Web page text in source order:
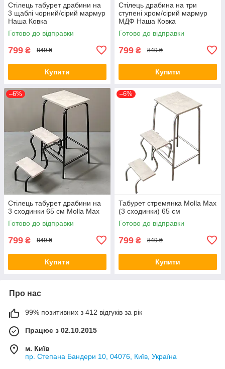
Стілець табурет драбини на
3 щаблі чорний/сірий мармур
Наша Ковка
Готово до відправки
799 ₴ 849 ₴
Купити
Стілець драбина на три
ступені хром/сірий мармур
МДФ Наша Ковка
Готово до відправки
799 ₴ 849 ₴
Купити
–6%
Стілець табурет драбини на
3 сходинки 65 см Molla Max
Готово до відправки
799 ₴ 849 ₴
Купити
–6%
Табурет стремянка Molla Max
(3 сходинки) 65 см
Готово до відправки
799 ₴ 849 ₴
Купити
Про нас
99% позитивних з 412 відгуків за рік
Працює з 02.10.2015
м. Київ
пр. Степана Бандери 10, 04076, Київ, Україна